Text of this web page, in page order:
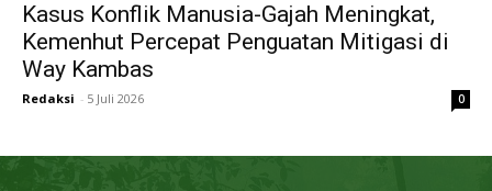
Kasus Konflik Manusia-Gajah Meningkat,
Kemenhut Percepat Penguatan Mitigasi di
Way Kambas
Redaksi - 5 Juli 2026 0